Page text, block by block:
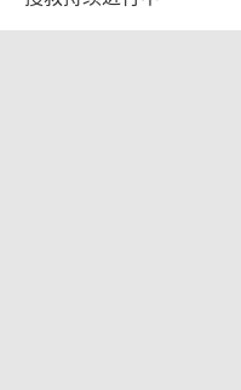
2026-08-09 18:11:45